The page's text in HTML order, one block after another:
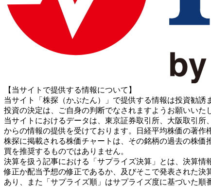
【当サイトで提供する情報について】
当サイト「株探（かぶたん）」で提供する情報は投資勧誘
投資の決定は、ご自身の判断でなされますようお願いいた
当サイトにおけるデータは、東京証券取引所、大阪取引所
からの情報の提供を受けております。日経平均株価の著作
株探に掲載される株価チャートは、その銘柄の過去の株
買を推奨するものではありません。
決算を扱う記事における「サプライズ決算」とは、決算
修正か配当予想の修正であるか、及びそこで発表された
あり、また「サプライズ順」はサプライズ度に基づいた